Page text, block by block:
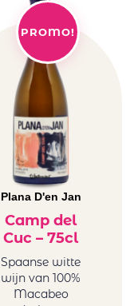
PROMO!
Plana D'en Jan
Camp del
Cuc – 75cl
Spaanse witte
wijn van 100%
Macabeo